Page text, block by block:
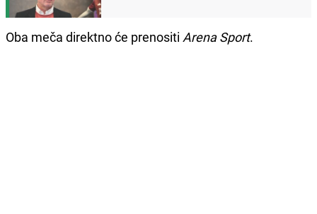
Oba meča direktno će prenositi Arena Sport.